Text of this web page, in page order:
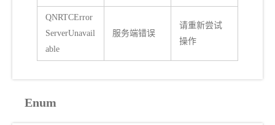
QNRTCError
ServerUnavail
able
服务端错误
请重新尝试
操作
Enum